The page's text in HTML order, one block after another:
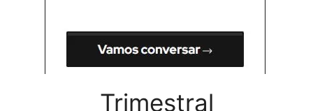
Trimestral